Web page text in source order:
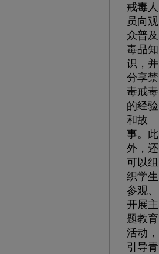
戒毒人
员向观
众普及
毒品知
识，并
分享禁
毒戒毒
的经验
和故
事。此
外，还
可以组
织学生
参观、
开展主
题教育
活动，
引导青